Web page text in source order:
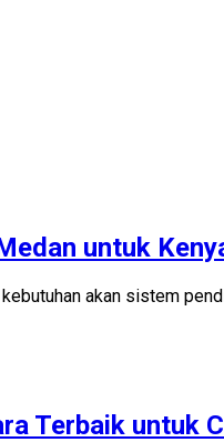
untuk
akan sistem
Terbaik untuk